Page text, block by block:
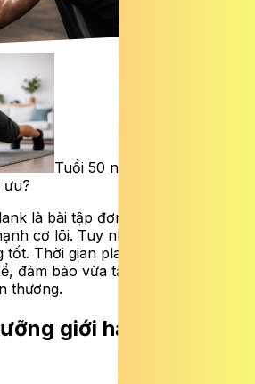
Tuổi 50 nên giữ plank bao
ưu?
là bài tập đơn giản nhưng hiệu
cơ lõi. Tuy nhiên, không phải
Thời gian plank tối ưu cần phù
đảm bảo vừa tăng sức bền vừa
thương.
giới hạn giúp tăng